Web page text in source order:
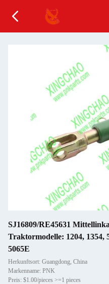
SJ16809/RE45631
Traktormodelle: 1204, 1354,
5065E
Herkunftsort: Guangdong, China
Markenname: PNK
Preis: $1.00/pieces >=1 pieces